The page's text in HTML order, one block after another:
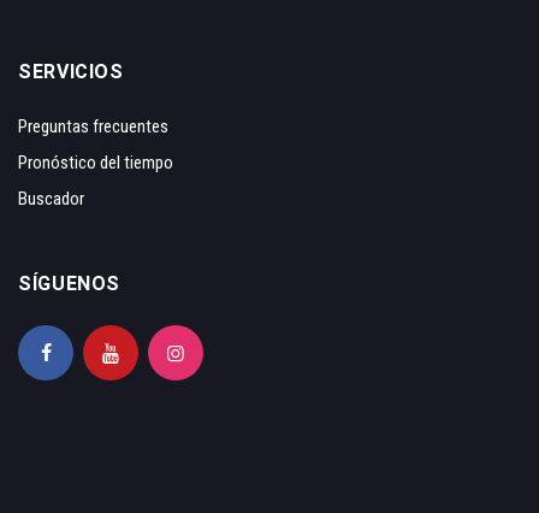
SERVICIOS
Preguntas frecuentes
Pronóstico del tiempo
Buscador
SÍGUENOS